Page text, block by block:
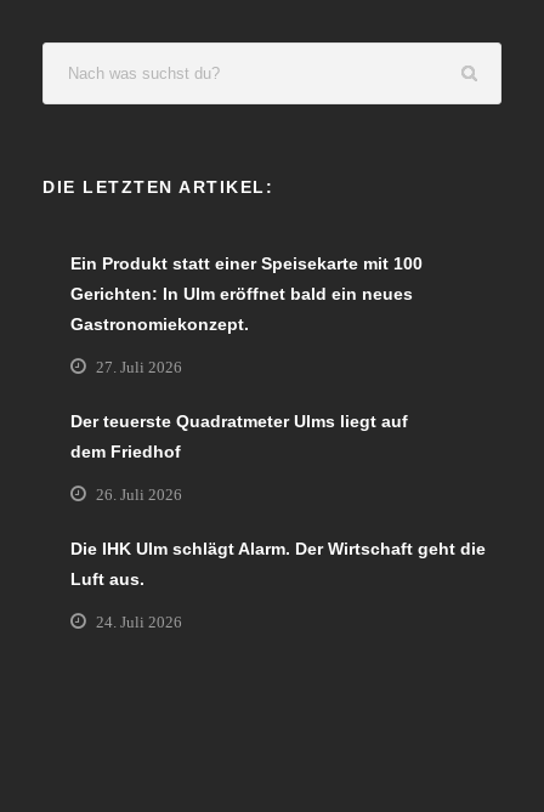
DIE LETZTEN ARTIKEL:
Ein Produkt statt einer Speisekarte mit 100
Gerichten: In Ulm eröffnet bald ein neues
Gastronomiekonzept.
27. Juli 2026
Der teuerste Quadratmeter Ulms liegt auf
dem Friedhof
26. Juli 2026
Die IHK Ulm schlägt Alarm. Der Wirtschaft geht die
Luft aus.
24. Juli 2026